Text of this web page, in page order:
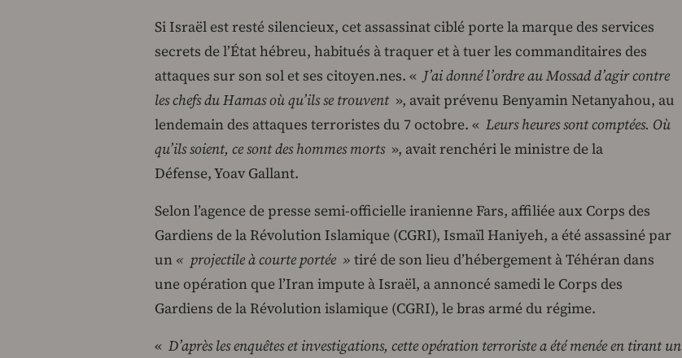
Si Israël est resté silencieux, cet assassinat ciblé porte la marque des services
secrets de l’État hébreu, habitués à traquer et à tuer les commanditaires des
attaques sur son sol et ses citoyen.nes. « J’ai donné l’ordre au Mossad d’agir contre
les chefs du Hamas où qu’ils se trouvent », avait prévenu Benyamin Netanyahou, au
lendemain des attaques terroristes du 7 octobre. « Leurs heures sont comptées. Où
qu’ils soient, ce sont des hommes morts », avait renchéri le ministre de la
Défense, Yoav Gallant.
Selon l’agence de presse semi-officielle iranienne Fars, affiliée aux Corps des
Gardiens de la Révolution Islamique (CGRI), Ismaïl Haniyeh, a été assassiné par
un « projectile à courte portée » tiré de son lieu d’hébergement à Téhéran dans
une opération que l’Iran impute à Israël, a annoncé samedi le Corps des
Gardiens de la Révolution islamique (CGRI), le bras armé du régime.
« D’après les enquêtes et investigations, cette opération terroriste a été menée en tirant un